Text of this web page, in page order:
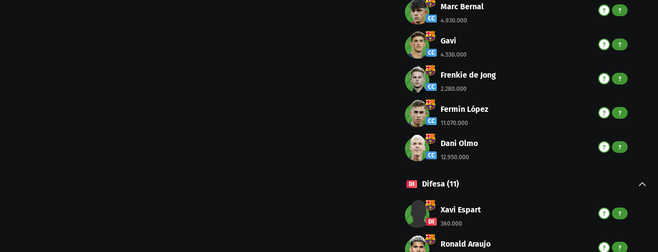
CC
Marc Bernal
4.930.000
? ?
CC
Gavi
4.530.000
? ?
CC
Frenkie de Jong
2.280.000
? ?
CC
Fermín López
11.070.000
? ?
CC
Dani Olmo
12.950.000
? ?
DI Difesa (11)
DI
Xavi Espart
360.000
? ?
Ronald Araujo ? ?